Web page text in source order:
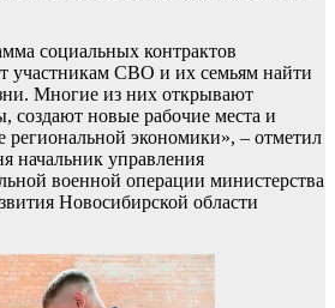
социальных контрактов
участникам СВО и их семьям найти
Многие из них открывают
создают новые рабочие места и
региональной экономики», – отметил
начальник управления
военной операции министерства
Новосибирской области